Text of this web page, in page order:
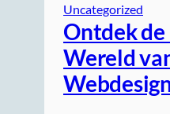
Uncategorized
Ontdek
Wereld